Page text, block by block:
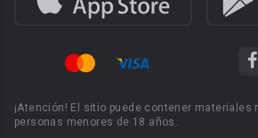
¡Atención! El sitio puede contener materiales
personas menores de 18 años.